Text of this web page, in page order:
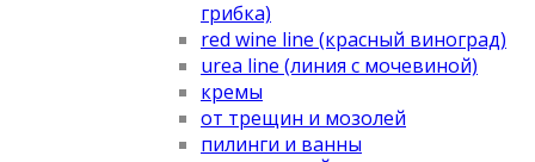
грибка)
red wine line (красный виноград)
urea line (линия с мочевиной)
кремы
от трещин и мозолей
пилинги и ванны